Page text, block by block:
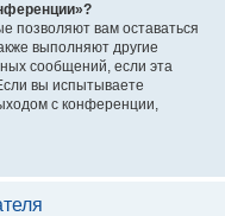
позволяют вам оставаться
выполняют другие
сообщений, если эта
вы испытываете
с конференции,